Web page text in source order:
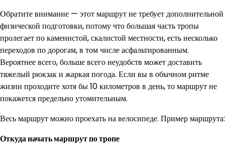
Обратите внимание — этот маршрут не требует дополнительной
физической подготовки, потому что большая часть тропы
пролегает по каменистой, скалистой местности, есть несколько
переходов по дорогам, в том числе асфальтированным.
Вероятнее всего, больше всего неудобств может доставить
тяжелый рюкзак и жаркая погода. Если вы в обычном ритме
жизни проходите хотя бы 10 километров в день, то маршрут не
покажется предельно утомительным.
Весь маршрут можно проехать на велосипеде. Пример маршрута:
Откуда начать маршрут по тропе